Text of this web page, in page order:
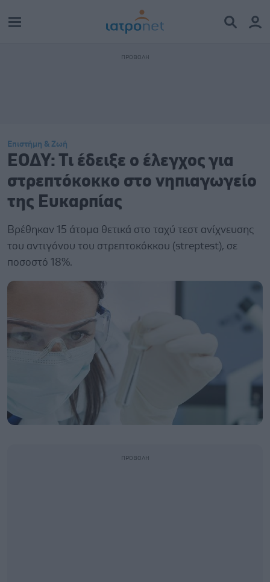
Επιστήμη & Ζωή
ΕΟΔΥ: Τι έδειξε ο έλεγχος για
στρεπτόκοκκο στο νηπιαγωγείο
της Ευκαρπίας
Βρέθηκαν 15 άτομα θετικά στο ταχύ τεστ ανίχνευσης
του αντιγόνου του στρεπτοκόκκου (streptest), σε
ποσοστό 18%.